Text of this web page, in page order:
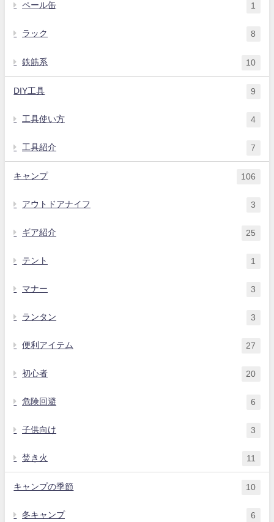
ペール缶 1
ラック 8
鉄筋系 10
DIY工具 9
工具使い方 4
工具紹介 7
キャンプ 106
アウトドアナイフ 3
ギア紹介 25
テント 1
マナー 3
ランタン 3
便利アイテム 27
初心者 20
危険回避 6
子供向け 3
焚き火 11
キャンプの季節 10
冬キャンプ 6